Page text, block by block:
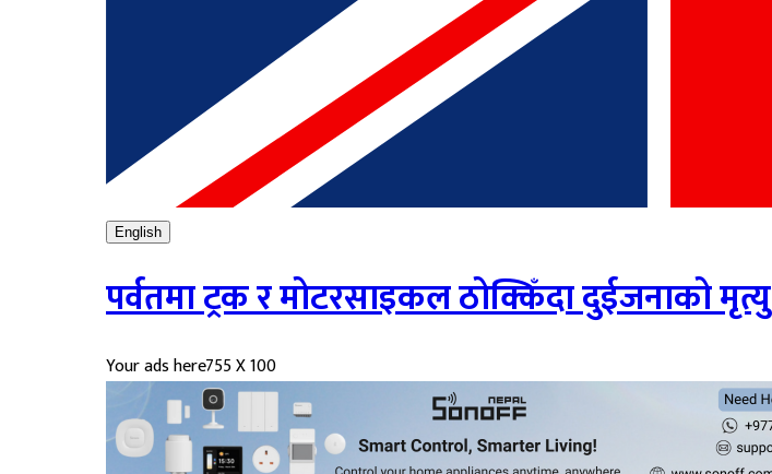
English
पर्वतमा ट्रक र मोटरसाइकल ठोक्किँदा दुईजनाको मृत्यु
Your ads here755 X 100